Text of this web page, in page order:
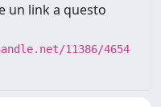
un link a questo
11386/4654